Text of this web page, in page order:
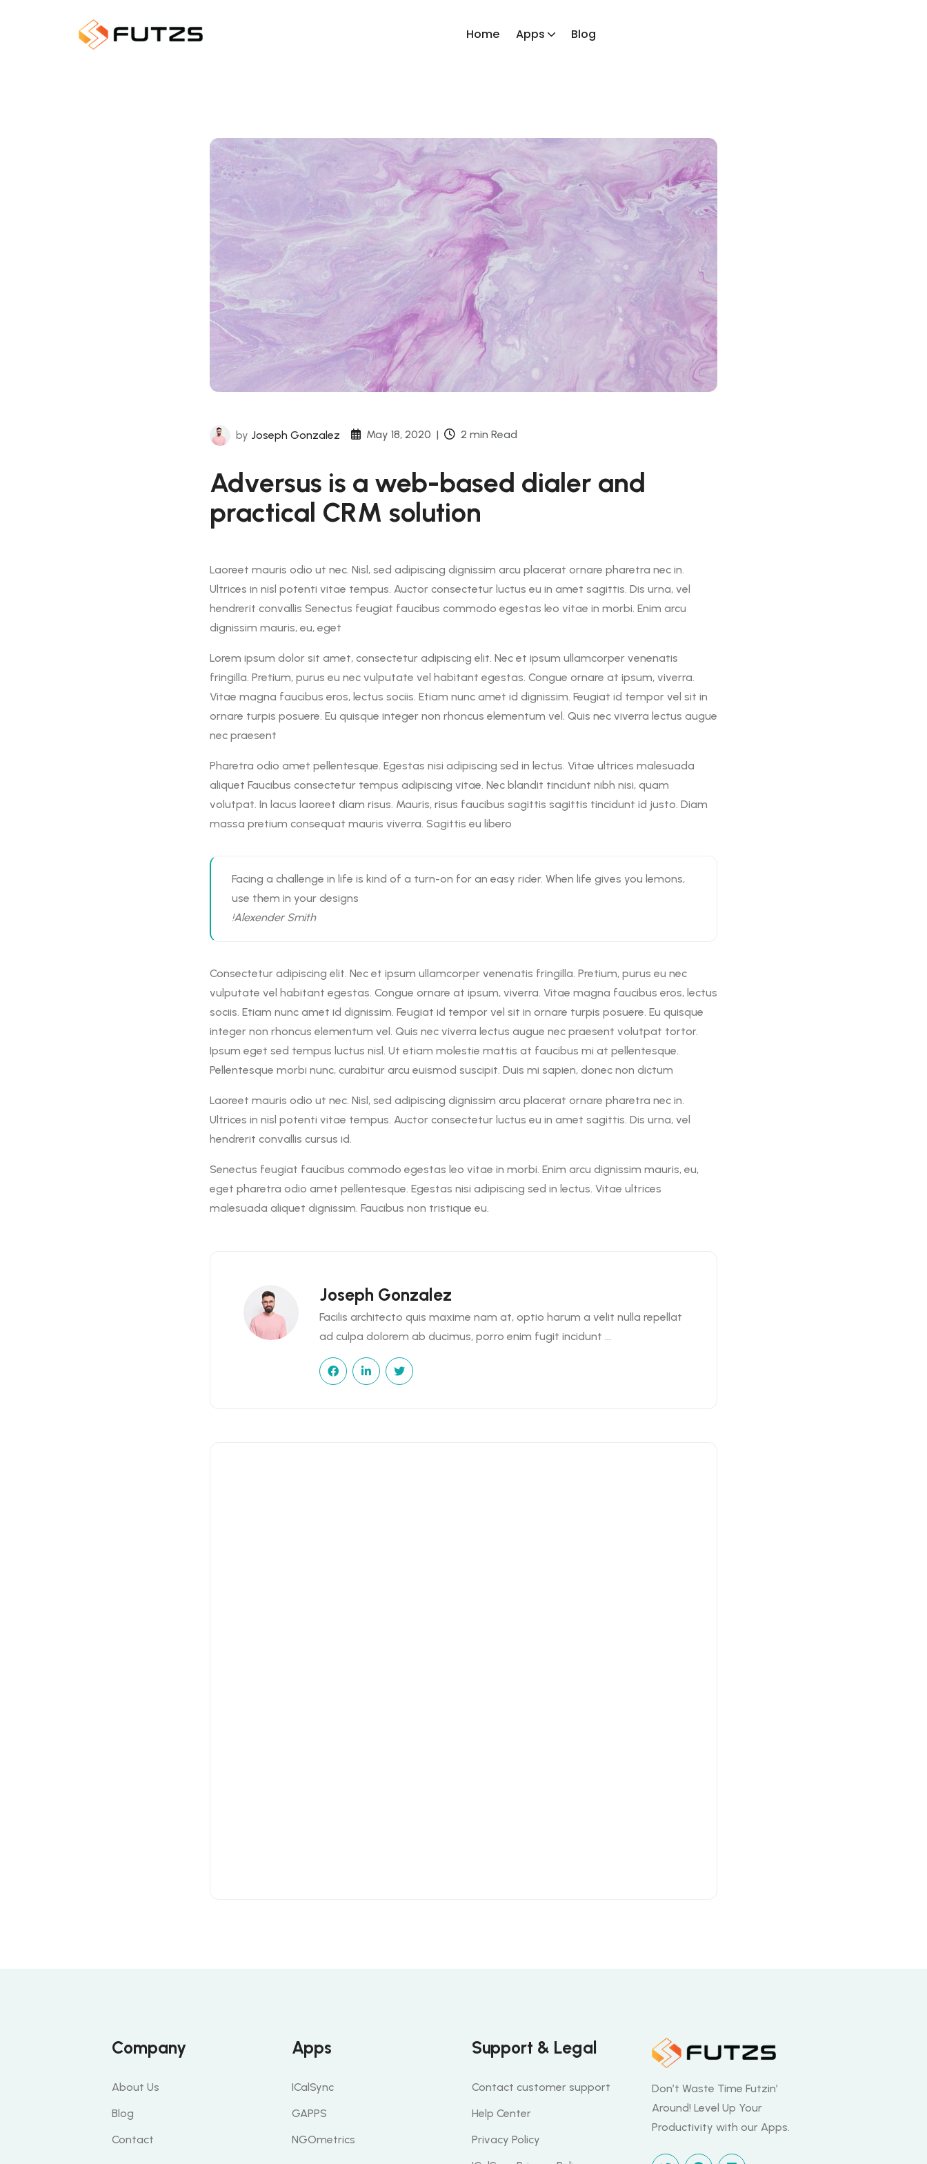
Home Apps Blog
by Joseph Gonzalez May 18, 2020 | 2 min Read
Adversus is a web-based dialer and
practical CRM solution
Laoreet mauris odio ut nec. Nisl, sed adipiscing dignissim arcu placerat ornare pharetra nec in.
Ultrices in nisl potenti vitae tempus. Auctor consectetur luctus eu in amet sagittis. Dis urna, vel
hendrerit convallis Senectus feugiat faucibus commodo egestas leo vitae in morbi. Enim arcu
dignissim mauris, eu, eget
Lorem ipsum dolor sit amet, consectetur adipiscing elit. Nec et ipsum ullamcorper venenatis
fringilla. Pretium, purus eu nec vulputate vel habitant egestas. Congue ornare at ipsum, viverra.
Vitae magna faucibus eros, lectus sociis. Etiam nunc amet id dignissim. Feugiat id tempor vel sit in
ornare turpis posuere. Eu quisque integer non rhoncus elementum vel. Quis nec viverra lectus augue
nec praesent
Pharetra odio amet pellentesque. Egestas nisi adipiscing sed in lectus. Vitae ultrices malesuada
aliquet Faucibus consectetur tempus adipiscing vitae. Nec blandit tincidunt nibh nisi, quam
volutpat. In lacus laoreet diam risus. Mauris, risus faucibus sagittis sagittis tincidunt id justo. Diam
massa pretium consequat mauris viverra. Sagittis eu libero
Facing a challenge in life is kind of a turn-on for an easy rider. When life gives you lemons,
use them in your designs
!Alexender Smith
Consectetur adipiscing elit. Nec et ipsum ullamcorper venenatis fringilla. Pretium, purus eu nec
vulputate vel habitant egestas. Congue ornare at ipsum, viverra. Vitae magna faucibus eros, lectus
sociis. Etiam nunc amet id dignissim. Feugiat id tempor vel sit in ornare turpis posuere. Eu quisque
integer non rhoncus elementum vel. Quis nec viverra lectus augue nec praesent volutpat tortor.
Ipsum eget sed tempus luctus nisl. Ut etiam molestie mattis at faucibus mi at pellentesque.
Pellentesque morbi nunc, curabitur arcu euismod suscipit. Duis mi sapien, donec non dictum
Laoreet mauris odio ut nec. Nisl, sed adipiscing dignissim arcu placerat ornare pharetra nec in.
Ultrices in nisl potenti vitae tempus. Auctor consectetur luctus eu in amet sagittis. Dis urna, vel
hendrerit convallis cursus id.
Senectus feugiat faucibus commodo egestas leo vitae in morbi. Enim arcu dignissim mauris, eu,
eget pharetra odio amet pellentesque. Egestas nisi adipiscing sed in lectus. Vitae ultrices
malesuada aliquet dignissim. Faucibus non tristique eu.
Joseph Gonzalez
Facilis architecto quis maxime nam at, optio harum a velit nulla repellat
ad culpa dolorem ab ducimus, porro enim fugit incidunt …
Company
About Us
Blog
Contact
Apps
ICalSync
GAPPS
NGOmetrics
Support & Legal
Contact customer support
Help Center
Privacy Policy
Don’t Waste Time Futzin’
Around! Level Up Your
Productivity with our Apps.